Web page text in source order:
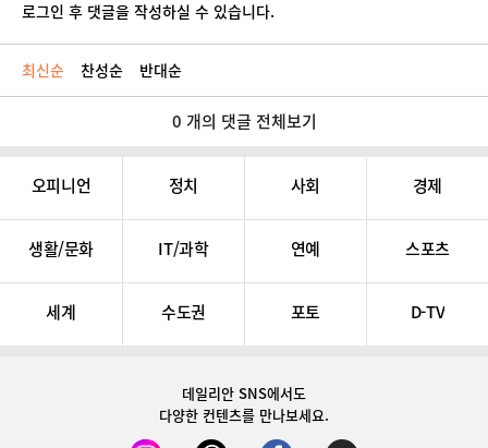
로그인 후 댓글을 작성하실 수 있습니다.
최신순 찬성순 반대순
0 개의 댓글 전체보기
오피니언 정치 사회 경제
생활/문화 IT/과학 연예 스포츠
세계 수도권 포토 D-TV
데일리안 SNS에서도
다양한 컨텐츠를 만나보세요.